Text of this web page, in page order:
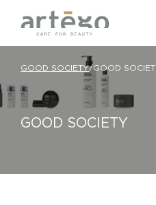
GOOD SOCIETY/GOOD
GOOD SOCIETY